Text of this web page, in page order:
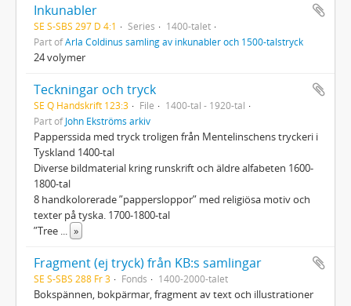
Inkunabler
SE S-SBS 297 D 4:1 Series
1400-talet
Part ofArla Coldinus samling av inkunabler och 1500-talstryck
24 volymer
Teckningar och tryck
SE Q Handskrift 123:3 File
1400-tal - 1920-tal
Part ofJohn Ekströms arkiv
Papperssida med tryck troligen från Mentelinschens tryckeri i
Tyskland 1400-tal
Diverse bildmaterial kring runskrift och äldre alfabeten 1600-
1800-tal
8 handkolorerade ”pappersloppor” med religiösa motiv och
texter på tyska. 1700-1800-tal
”Tree
»
Fragment (ej tryck) från KB:s samlingar
SE S-SBS 288 Fr 3 Fonds 1400-2000-talet
Bokspännen, bokpärmar, fragment av text och illustrationer